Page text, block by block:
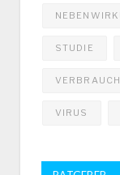
STUDIE
VIRUS